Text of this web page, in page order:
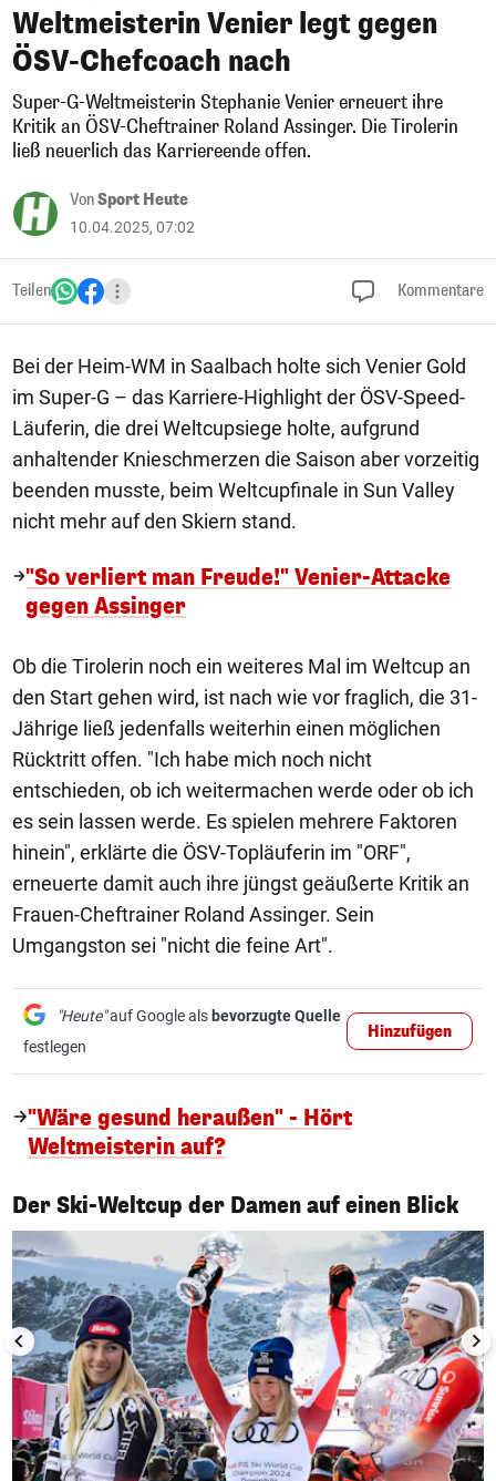
Weltmeisterin Venier legt gegen
ÖSV-Chefcoach nach
Super-G-Weltmeisterin Stephanie Venier erneuert ihre
Kritik an ÖSV-Cheftrainer Roland Assinger. Die Tirolerin
ließ neuerlich das Karriereende offen.
VonSport Heute
10.04.2025, 07:02
Teilen Kommentare
Bei der Heim-WM in Saalbach holte sich Venier Gold
im Super-G – das Karriere-Highlight der ÖSV-Speed-
Läuferin, die drei Weltcupsiege holte, aufgrund
anhaltender Knieschmerzen die Saison aber vorzeitig
beenden musste, beim Weltcupfinale in Sun Valley
nicht mehr auf den Skiern stand.
"So verliert man Freude!" Venier-Attacke
gegen Assinger
Ob die Tirolerin noch ein weiteres Mal im Weltcup an
den Start gehen wird, ist nach wie vor fraglich, die 31-
Jährige ließ jedenfalls weiterhin einen möglichen
Rücktritt offen. "Ich habe mich noch nicht
entschieden, ob ich weitermachen werde oder ob ich
es sein lassen werde. Es spielen mehrere Faktoren
hinein", erklärte die ÖSV-Topläuferin im "ORF",
erneuerte damit auch ihre jüngst geäußerte Kritik an
Frauen-Cheftrainer Roland Assinger. Sein
Umgangston sei "nicht die feine Art".
"Heute"auf Google als bevorzugte Quelle
festlegen
Hinzufügen
"Wäre gesund heraußen" - Hört
Weltmeisterin auf?
Der Ski-Weltcup der Damen auf einen Blick
1/17